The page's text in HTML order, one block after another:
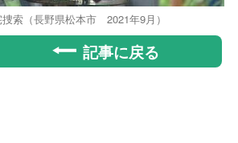
索（長野県松本市 2021年9月）
記事に戻る